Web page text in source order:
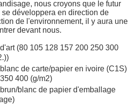
nous croyons que le futur
développera en direction de
de l'environnement, il y aura une
devant nous.
(80 105 128 157 200 250 300
de carte/papier en ivoire (C1S)
400 (g/m2)
blanc de papier d'emballage